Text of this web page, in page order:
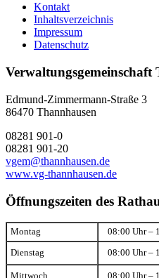
Kontakt
Inhaltsverzeichnis
Impressum
Datenschutz
Verwaltungsgemeinschaft
Edmund-Zimmermann-Straße 3
86470 Thannhausen
08281 901-0
08281 901-20
vgem@thannhausen.de
www.vg-thannhausen.de
Öffnungszeiten des
Montag 08:00 Uhr –
Dienstag 08:00 Uhr –